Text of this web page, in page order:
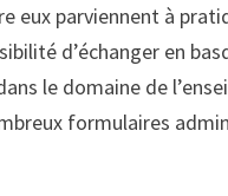
eux parviennent à
d’échanger en
le domaine de
formulaires